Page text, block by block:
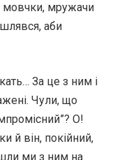
мовчки, мружачи
аби
За це з ним і
Чули, що
О!
й він, покійний,
ми з ним на